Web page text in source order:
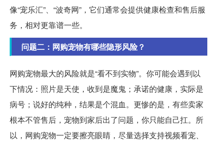
像“宠乐汇”、“波奇网”，它们通常会提供健康检查和售后服
务，相对更靠谱一些。
问题二：网购宠物有哪些隐形风险？
网购宠物最大的风险就是“看不到实物”。你可能会遇到以
下情况：照片是天使，收到是魔鬼；承诺的健康，实际是
病号；说好的纯种，结果是个混血。更惨的是，有些卖家
根本不管售后，宠物到家后出了问题，你只能自己扛。所
以，网购宠物一定要擦亮眼睛，尽量选择支持视频看宠、